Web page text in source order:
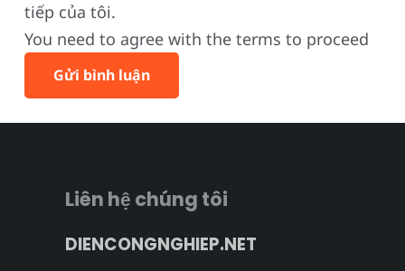
tiếp của tôi.
You need to agree with the terms to proceed
Gửi bình luận
Liên hệ chúng tôi
DIENCONGNGHIEP.NET